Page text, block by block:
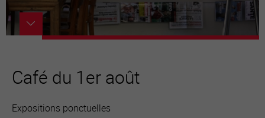
Café du 1er août
Expositions ponctuelles